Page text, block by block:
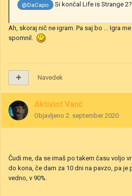
@DaCapo Si končal Life is Strange 2?
Ah, skoraj nič ne igram. Pa saj bo ... Igra
spomnil.
Navedek
Aktivist Vanč
Objavljeno 2. september 2020
Čudi me, da se imaš po takem času voljo
do kona, če dam za 10 dni na pavzo, pa je
vedno, v 90%.